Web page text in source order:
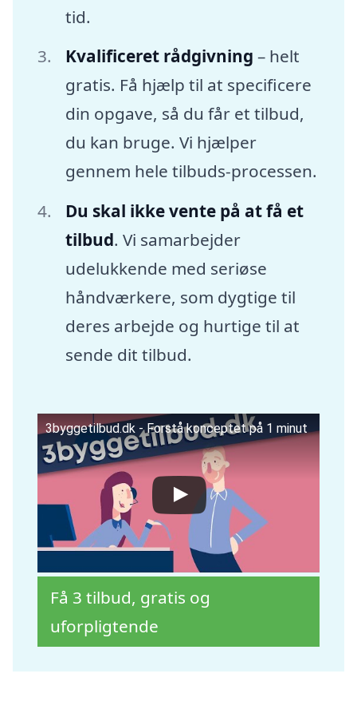
tid.
Kvalificeret rådgivning – helt
gratis. Få hjælp til at specificere
din opgave, så du får et tilbud,
du kan bruge. Vi hjælper
gennem hele tilbuds-processen.
Du skal ikke vente på at få et
tilbud. Vi samarbejder
udelukkende med seriøse
håndværkere, som dygtige til
deres arbejde og hurtige til at
sende dit tilbud.
3byggetilbud.dk - Forstå konceptet på 1 minut
Få 3 tilbud, gratis og
uforpligtende